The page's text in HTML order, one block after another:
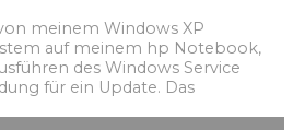
meinem Windows XP
auf meinem hp Notebook,
des Windows Service
für ein Update. Das